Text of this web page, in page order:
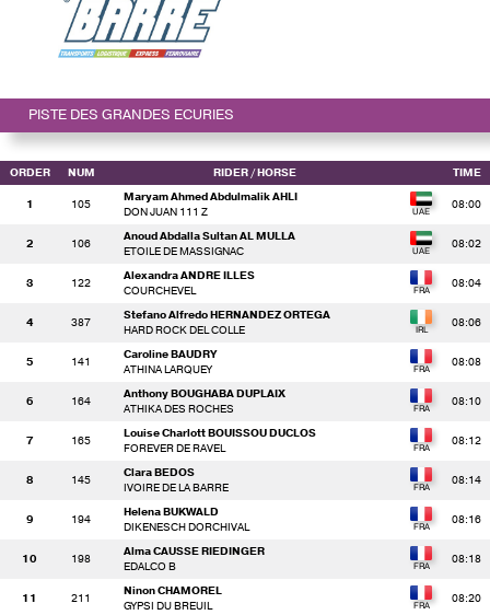
PISTE DES GRANDES ECURIES
ORDER NUM RIDER/ HORSE TIME
1 105
Maryam Ahmed Abdulmalik AHLI
DON JUAN 111 Z
08:00
2 106
Anoud Abdalla Sultan AL MULLA
ETOILE DE MASSIGNAC
08:02
3 122
Alexandra ANDRE ILLES
COURCHEVEL
08:04
4 387
Stefano Alfredo HERNANDEZ ORTEGA
HARD ROCK DEL COLLE
08:06
5 141
Caroline BAUDRY
ATHINA LARQUEY
08:08
6 164
Anthony BOUGHABA DUPLAIX
ATHIKA DES ROCHES
08:10
7 165
Louise Charlott BOUISSOU DUCLOS
FOREVER DE RAVEL
08:12
8 145
Clara BEDOS
IVOIRE DE LA BARRE
08:14
9 194
Helena BUKWALD
DIKENESCH DORCHIVAL
08:16
10 198
Alma CAUSSE RIEDINGER
EDALCO B
08:18
11 211
Ninon CHAMOREL
GYPSI DU BREUIL
08:20